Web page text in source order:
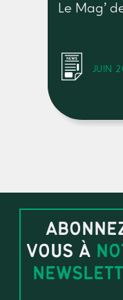
Le Mag’
JUIN
VOUS À